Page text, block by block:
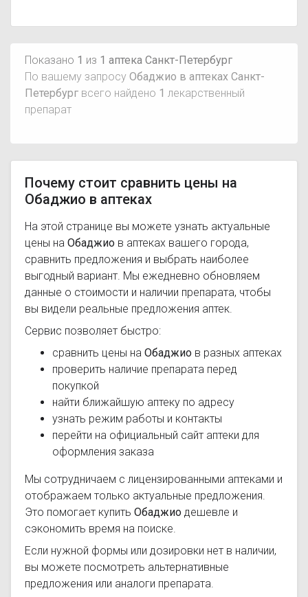
Показано 1 из 1 аптека Санкт-Петербург
По вашему запросу Обаджио в аптеках Санкт-
Петербург всего найдено 1 лекарственный
препарат
Почему стоит сравнить цены на
Обаджио в аптеках
На этой странице вы можете узнать актуальные
цены на Обаджио в аптеках вашего города,
сравнить предложения и выбрать наиболее
выгодный вариант. Мы ежедневно обновляем
данные о стоимости и наличии препарата, чтобы
вы видели реальные предложения аптек.
Сервис позволяет быстро:
сравнить цены на Обаджио в разных аптеках
проверить наличие препарата перед
покупкой
найти ближайшую аптеку по адресу
узнать режим работы и контакты
перейти на официальный сайт аптеки для
оформления заказа
Мы сотрудничаем с лицензированными аптеками и
отображаем только актуальные предложения.
Это помогает купить Обаджио дешевле и
сэкономить время на поиске.
Если нужной формы или дозировки нет в наличии,
вы можете посмотреть альтернативные
предложения или аналоги препарата.